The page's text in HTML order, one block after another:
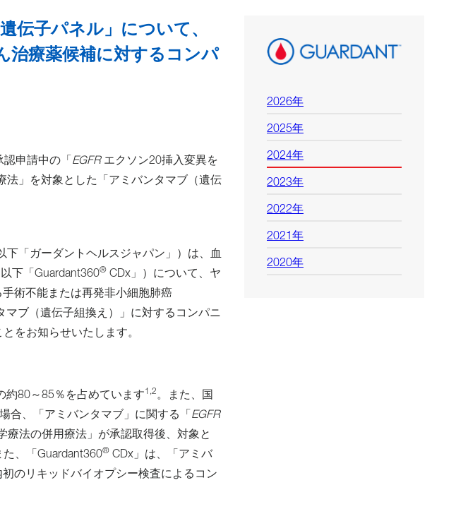
伝子パネル」について、
治療薬候補に対するコンパ
申請中の「 EGFRエクソン20挿入変異を
法」を対象とした「アミバンタマブ（遺伝
下「ガーダントヘルスジャパン」）は、血
下「Guardant360® CDx」）について、ヤ
術不能または再発非小細胞肺癌
マブ（遺伝子組換え）」に対するコンパニ
をお知らせいたします。
約80～85％を占めています1,2。また、国
合、「アミバンタマブ」に関する「 EGFR
療法の併用療法」が承認取得後、対象と
、「Guardant360® CDx」は、「アミバ
のリキッドバイオプシー検査によるコン
2026年
2025年
2024年
2023年
2022年
2021年
2020年